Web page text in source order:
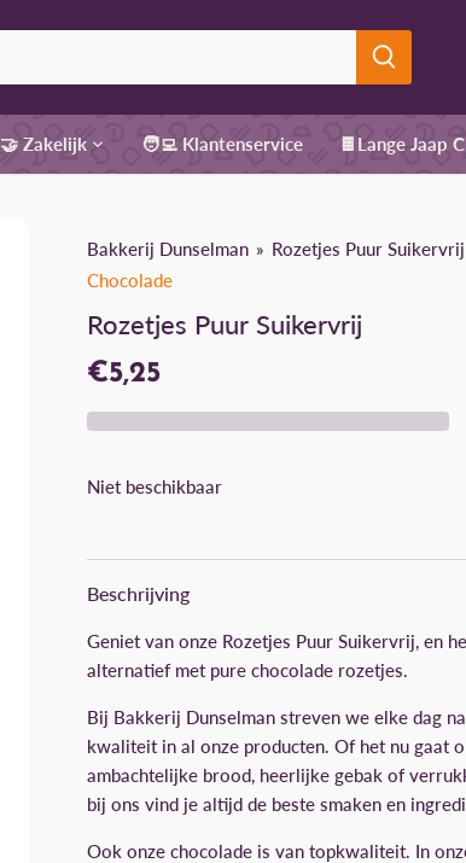
🤝 Zakelijk 🧑‍💻 Klantenservice 🍫Lange Jaap
Bakkerij Dunselman
Rozetjes Puur Suikervrij
Chocolade
Rozetjes Puur Suikervrij
€5,25
Niet beschikbaar
Beschrijving
Geniet van onze Rozetjes Puur Suikervrij, en
alternatief met pure chocolade rozetjes.
Bij Bakkerij Dunselman streven we elke dag
kwaliteit in al onze producten. Of het nu gaat
ambachtelijke brood, heerlijke gebak of
bij ons vind je altijd de beste smaken en
Ook onze chocolade is van topkwaliteit. In